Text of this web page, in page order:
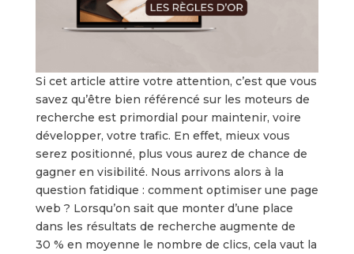
Si cet article attire votre attention, c’est que vous
savez qu’être bien référencé sur les moteurs de
recherche est primordial pour maintenir, voire
développer, votre trafic. En effet, mieux vous
serez positionné, plus vous aurez de chance de
gagner en visibilité. Nous arrivons alors à la
question fatidique : comment optimiser une page
web ? Lorsqu’on sait que monter d’une place
dans les résultats de recherche augmente de
30 % en moyenne le nombre de clics, cela vaut la